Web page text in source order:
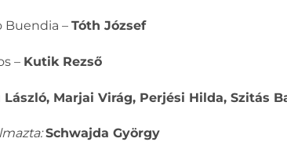
Buendia – Tóth József
– Kutik Rezső
Marjai Virág, Perjési Hilda, Szitás
Schwajda György